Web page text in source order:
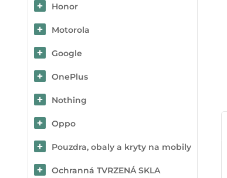
Honor
Motorola
Google
OnePlus
Nothing
Oppo
Pouzdra, obaly a kryty na mobily
Ochranná TVRZENÁ SKLA